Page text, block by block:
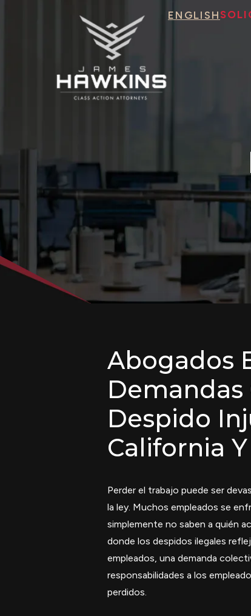
ENGLISH
Abogados
Demandas
Despido
California
Perder el trabajo puede ser
la ley. Muchos empleados se
simplemente no saben a quién
donde los despidos ilegales
empleados, una demanda
responsabilidades a los
perdidos.